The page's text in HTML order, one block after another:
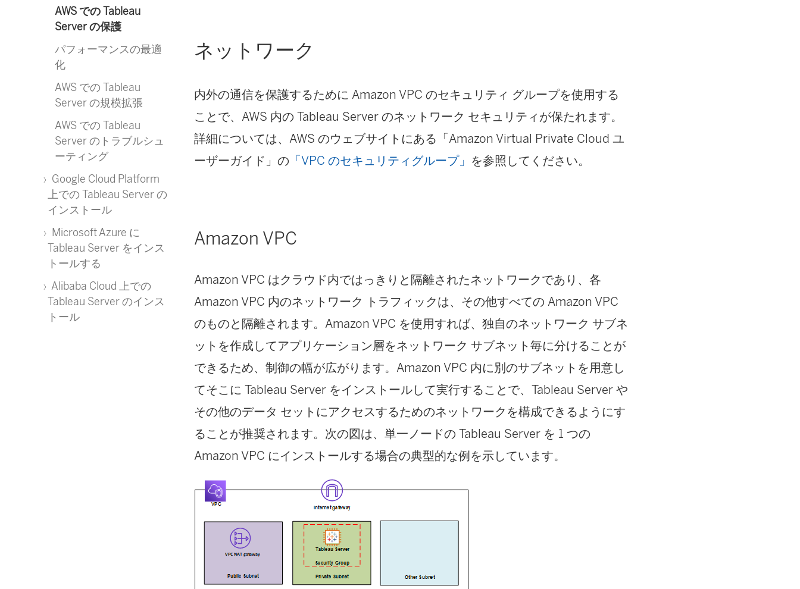
AWS での Tableau
Server の保護
パフォーマンスの最適
化
AWS での Tableau
Server の規模拡張
AWS での Tableau
Server のトラブルシュ
ーティング
Google Cloud Platform
上での Tableau Server の
インストール
Microsoft Azure に
Tableau Server をインス
トールする
Alibaba Cloud 上での
Tableau Server のインス
トール
ネットワーク
内外の通信を保護するために Amazon VPC のセキュリティ グループを使用する
ことで、AWS 内の Tableau Server のネットワーク セキュリティが保たれます。
詳細については、AWS のウェブサイトにある「Amazon Virtual Private Cloud ユ
ーザーガイド」の 「VPC のセキュリティグループ」 を参照してください。
Amazon VPC
Amazon VPC はクラウド内ではっきりと隔離されたネットワークであり、各
Amazon VPC 内のネットワーク トラフィックは、その他すべての Amazon VPC
のものと隔離されます。Amazon VPC を使用すれば、独自のネットワーク サブネ
ットを作成してアプリケーション層をネットワーク サブネット毎に分けることが
できるため、制御の幅が広がります。Amazon VPC 内に別のサブネットを用意し
てそこに Tableau Server をインストールして実行することで、Tableau Server や
その他のデータ セットにアクセスするためのネットワークを構成できるようにす
ることが推奨されます。次の図は、単一ノードの Tableau Server を 1 つの
Amazon VPC にインストールする場合の典型的な例を示しています。